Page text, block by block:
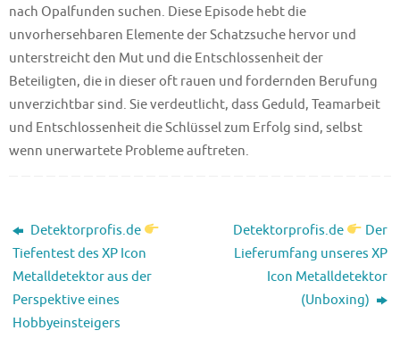
nach Opalfunden suchen. Diese Episode hebt die
unvorhersehbaren Elemente der Schatzsuche hervor und
unterstreicht den Mut und die Entschlossenheit der
Beteiligten, die in dieser oft rauen und fordernden Berufung
unverzichtbar sind. Sie verdeutlicht, dass Geduld, Teamarbeit
und Entschlossenheit die Schlüssel zum Erfolg sind, selbst
wenn unerwartete Probleme auftreten.
Detektorprofis.de
Tiefentest des XP Icon
Metalldetektor aus der
Perspektive eines
Hobbyeinsteigers
Detektorprofis.de
Der
Lieferumfang unseres XP
Icon Metalldetektor
(Unboxing)